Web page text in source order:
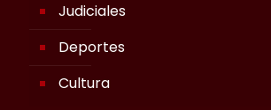
Judiciales
Deportes
Cultura